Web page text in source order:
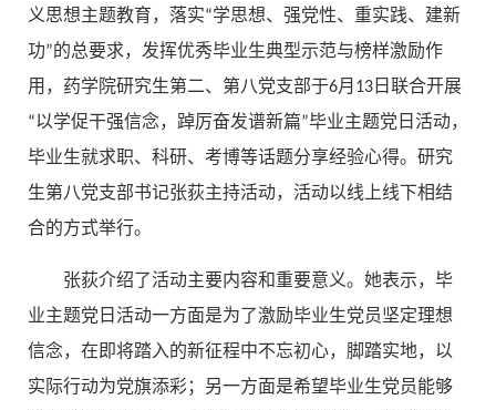
义思想主题教育，落实“学思想、强党性、重实践、建新
功”的总要求，发挥优秀毕业生典型示范与榜样激励作
用，药学院研究生第二、第八党支部于6月13日联合开展
“以学促干强信念，踔厉奋发谱新篇”毕业主题党日活动，
毕业生就求职、科研、考博等话题分享经验心得。研究
生第八党支部书记张荻主持活动，活动以线上线下相结
合的方式举行。
张荻介绍了活动主要内容和重要意义。她表示，毕
业主题党日活动一方面是为了激励毕业生党员坚定理想
信念，在即将踏入的新征程中不忘初心，脚踏实地，以
实际行动为党旗添彩；另一方面是希望毕业生党员能够